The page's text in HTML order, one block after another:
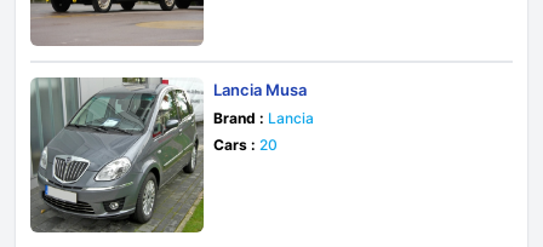
Lancia Musa
Brand : Lancia
Cars : 20